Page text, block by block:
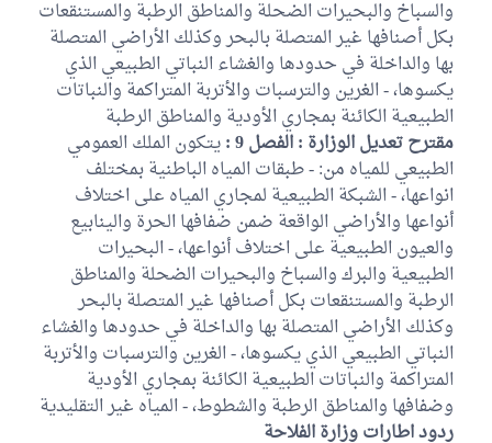
والسباخ والبحيرات الضحلة والمناطق الرطبة والمستنقعات
بكل أصنافها غير المتصلة بالبحر وكذلك الأراضي المتصلة
بها والداخلة في حدودها والغشاء النباتي الطبيعي الذي
يكسوها، - الغرين والترسبات والأتربة المتراكمة والنباتات
الطبيعية الكائنة بمجاري الأودية والمناطق الرطبة
مقترح تعديل الوزارة : الفصل 9 :
يتكون الملك العمومي
الطبيعي للمياه من: - طبقات المياه الباطنية بمختلف
انواعها، - الشبكة الطبيعية لمجاري المياه على اختلاف
أنواعها والأراضي الواقعة ضمن ضفافها الحرة والينابيع
والعيون الطبيعية على اختلاف أنواعها، - البحيرات
الطبيعية والبرك والسباخ والبحيرات الضحلة والمناطق
الرطبة والمستنقعات بكل أصنافها غير المتصلة بالبحر
وكذلك الأراضي المتصلة بها والداخلة في حدودها والغشاء
النباتي الطبيعي الذي يكسوها، - الغرين والترسبات والأتربة
المتراكمة والنباتات الطبيعية الكائنة بمجاري الأودية
وضفافها والمناطق الرطبة والشطوط، - المياه غير التقليدية
ردود اطارات وزارة الفلاحة